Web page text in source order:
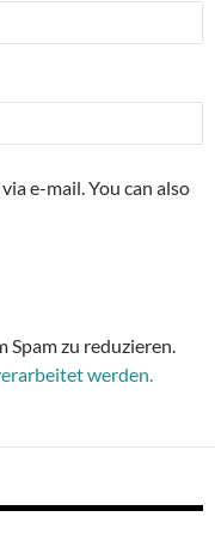
e-mail. You can also
Spam zu reduzieren.
werden.